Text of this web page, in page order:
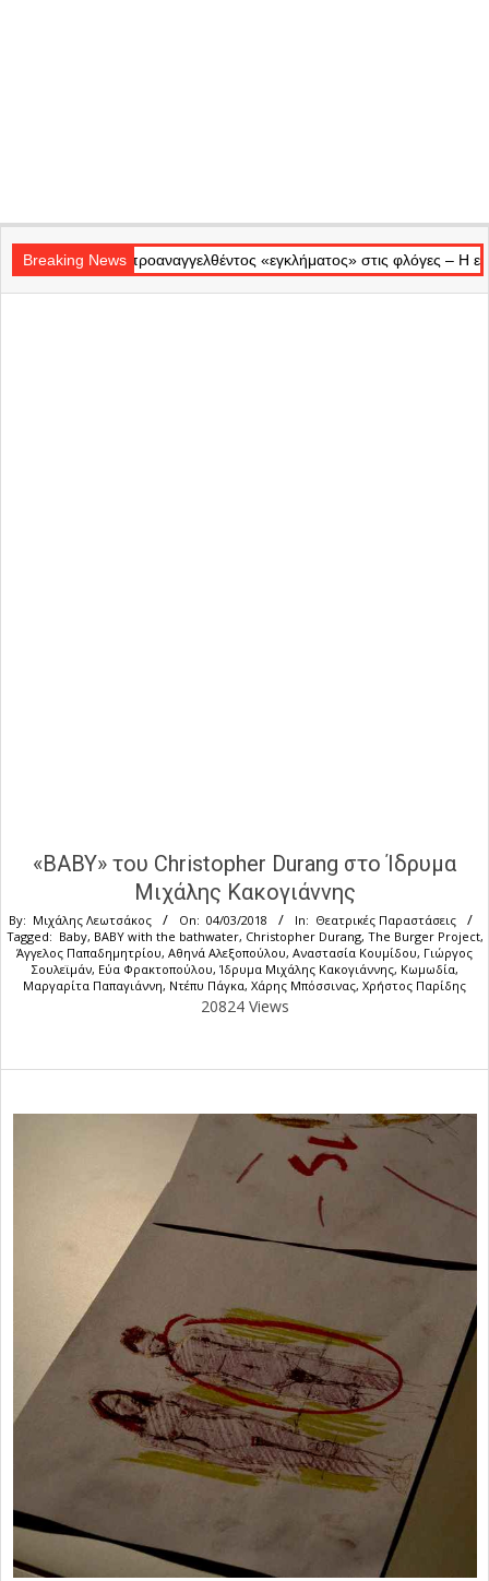
Navigation
Menu
Breaking News«εγκλήματος» στις φλόγες – Η επίσημη αδιαφορία
«BABY» του Christopher Durang στο Ίδρυμα
Μιχάλης Κακογιάννης
By: Μιχάλης Λεωτσάκος On: 04/03/2018 In: Θεατρικές Παραστάσεις
Tagged: Baby, BABY with the bathwater, Christopher Durang, The Burger Project,
Άγγελος Παπαδημητρίου, Αθηνά Αλεξοπούλου, Αναστασία Κουμίδου, Γιώργος
Σουλεϊμάν, Εύα Φρακτοπούλου, Ίδρυμα Μιχάλης Κακογιάννης, Κωμωδία,
Μαργαρίτα Παπαγιάννη, Ντέπυ Πάγκα, Χάρης Μπόσσινας, Χρήστος Παρίδης
20824 Views